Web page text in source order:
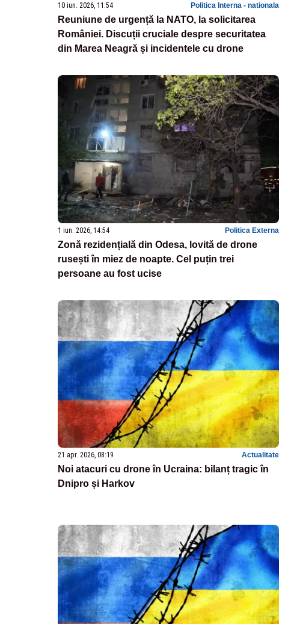
10 iun. 2026, 11:54 Politica Interna - nationala
Reuniune de urgență la NATO, la solicitarea
României. Discuții cruciale despre securitatea
din Marea Neagră și incidentele cu drone
1 iun. 2026, 14:54 Politica Externa
Zonă rezidențială din Odesa, lovită de drone
rusești în miez de noapte. Cel puțin trei
persoane au fost ucise
21 apr. 2026, 08:19 Actualitate
Noi atacuri cu drone în Ucraina: bilanț tragic în
Dnipro și Harkov